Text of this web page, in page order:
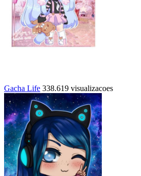
Gacha Life 338.619 visualizacoes